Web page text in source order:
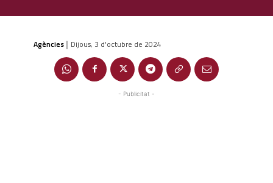
Agències | Dijous, 3 d'octubre de 2024
- Publicitat -